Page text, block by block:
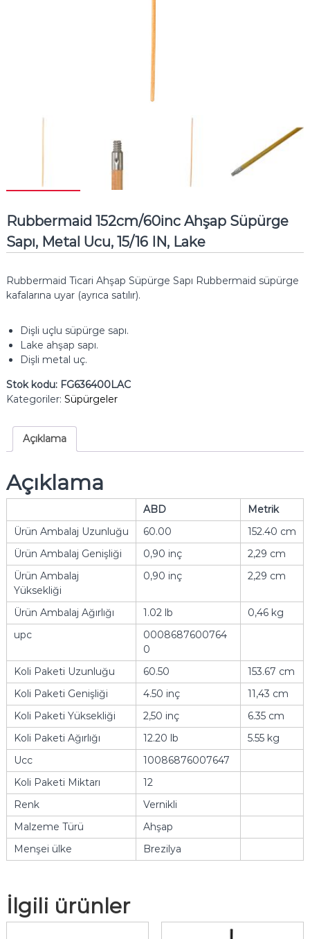
Rubbermaid 152cm/60inc Ahşap Süpürge
Sapı, Metal Ucu, 15/16 IN, Lake
Rubbermaid Ticari Ahşap Süpürge Sapı Rubbermaid süpürge
kafalarına uyar (ayrıca satılır).
Dişli uçlu süpürge sapı.
Lake ahşap sapı.
Dişli metal uç.
Stok kodu: FG636400LAC
Kategoriler: Süpürgeler
Açıklama
Açıklama
ABD
Metrik
Ürün Ambalaj Uzunluğu
60.00
152.40 cm
Ürün Ambalaj Genişliği
0,90 inç
2,29 cm
Ürün Ambalaj
Yüksekliği
0,90 inç 2,29 cm
Ürün Ambalaj Ağırlığı 1.02 lb
0,46 kg
upc
0008687600764
0
Koli Paketi Uzunluğu
60.50
153.67 cm
Koli Paketi Genişliği
4.50 inç
11,43 cm
Koli Paketi Yüksekliği
2,50 inç
6.35 cm
Koli Paketi Ağırlığı
12.20 lb
5.55 kg
Ucc
10086876007647
Koli Paketi Miktarı
12
Renk
Vernikli
Malzeme Türü
Ahşap
Menşei ülke
Brezilya
İlgili ürünler